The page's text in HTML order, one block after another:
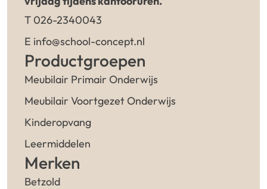
T 026-2340043
E info@school-concept.nl
Productgroepen
Meubilair Primair Onderwijs
Meubilair Voortgezet Onderwijs
Kinderopvang
Leermiddelen
Merken
Betzold